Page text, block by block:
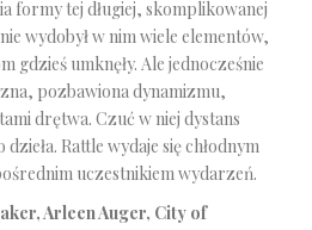
formy tej długiej, skomplikowanej
wydobył w nim wiele elementów,
gdzieś umknęły. Ale jednocześnie
pozbawiona dynamizmu,
drętwa. Czuć w niej dystans
Rattle wydaje się chłodnym
uczestnikiem wydarzeń.
Arleen Auger, City of